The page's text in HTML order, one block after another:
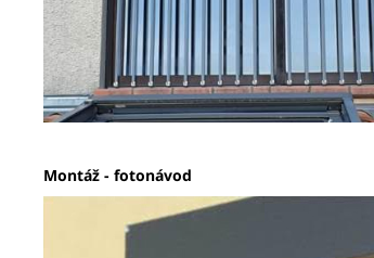
Montáž - fotonávod